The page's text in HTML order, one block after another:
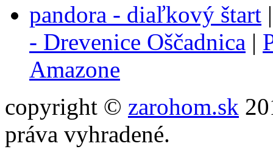
pandora - diaľkový štart
- Drevenice Oščadnica |
Amazone
copyright © zarohom.sk
práva vyhradené.